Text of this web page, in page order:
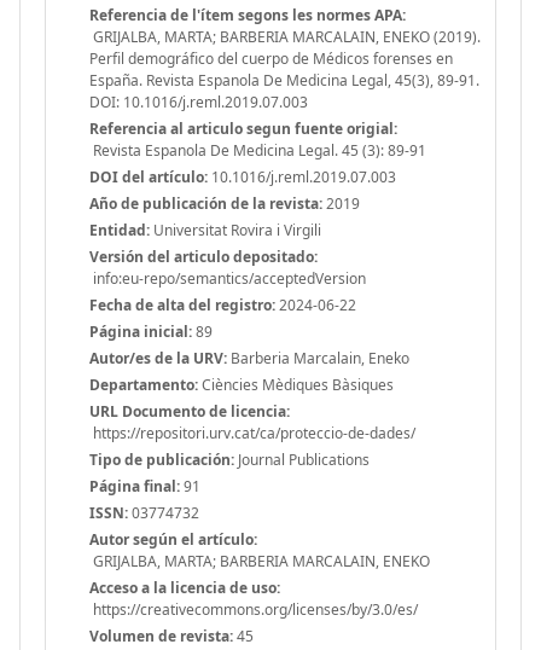
Referencia de l'ítem segons les normes APA:
GRIJALBA, MARTA; BARBERIA MARCALAIN, ENEKO (2019).
Perfil demográfico del cuerpo de Médicos forenses en
España. Revista Espanola De Medicina Legal, 45(3), 89-91.
DOI: 10.1016/j.reml.2019.07.003
Referencia al articulo segun fuente origial:
Revista Espanola De Medicina Legal. 45 (3): 89-91
DOI del artículo: 10.1016/j.reml.2019.07.003
Año de publicación de la revista:2019
Entidad: Universitat Rovira i Virgili
Versión del articulo depositado:
info:eu-repo/semantics/acceptedVersion
Fecha de alta del registro:2024-06-22
Página inicial:89
Autor/es de la URV: Barberia Marcalain, Eneko
Departamento:Ciències Mèdiques Bàsiques
URL Documento de licencia:
https://repositori.urv.cat/ca/proteccio-de-dades/
Tipo de publicación: Journal Publications
Página final:91
ISSN:03774732
Autor según el artículo:
GRIJALBA, MARTA; BARBERIA MARCALAIN, ENEKO
Acceso a la licencia de uso:
https://creativecommons.org/licenses/by/3.0/es/
Volumen de revista:45